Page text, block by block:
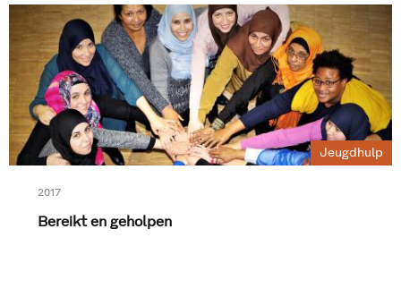
Jeugdhulp
2017
Bereikt en geholpen